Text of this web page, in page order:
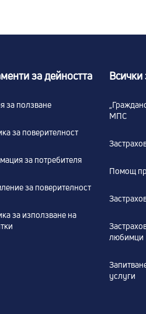
за дейността
за ползване
за поверителност
за потребителя
за поверителност
за използване на
Всички
МПС
Помощ
любимци
услуги